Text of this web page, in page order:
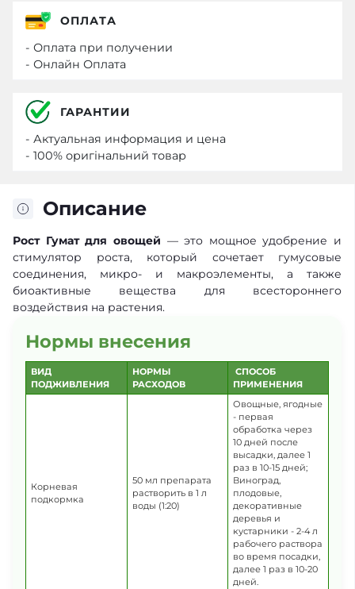
Описание
Рост Гумат для овощей — это мощное удобрение и
стимулятор роста, который сочетает гумусовые
соединения, микро- и макроэлементы, а также
биоактивные вещества для всестороннего
воздействия на растения.
Нормы внесения
ВИД
ПОДЖИВЛЕНИЯ
НОРМЫ
РАСХОДОВ
СПОСОБ
ПРИМЕНЕНИЯ
Корневая
подкормка
50 мл препарата
растворить в 1 л
воды (1:20)
Овощные, ягодные
- первая
обработка через
10 дней после
высадки, далее 1
раз в 10-15 дней;
Виноград,
плодовые,
декоративные
деревья и
кустарники - 2-4 л
рабочего раствора
во время посадки,
далее 1 раз в 10-20
дней.
ОПЛАТА
- Оплата при получении
- Онлайн Оплата
ГАРАНТИИ
- Актуальная информация и цена
- 100% оригінальний товар